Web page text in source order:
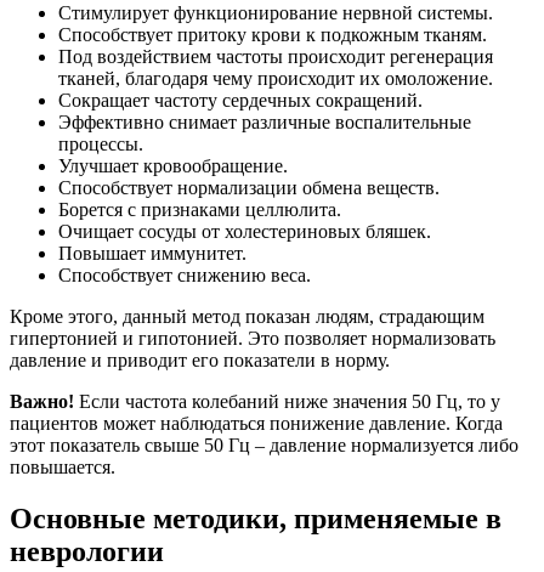
Стимулирует функционирование нервной системы.
Способствует притоку крови к подкожным тканям.
Под воздействием частоты происходит регенерация
тканей, благодаря чему происходит их омоложение.
Сокращает частоту сердечных сокращений.
Эффективно снимает различные воспалительные
процессы.
Улучшает кровообращение.
Способствует нормализации обмена веществ.
Борется с признаками целлюлита.
Очищает сосуды от холестериновых бляшек.
Повышает иммунитет.
Способствует снижению веса.
Кроме этого, данный метод показан людям, страдающим
гипертонией и гипотонией. Это позволяет нормализовать
давление и приводит его показатели в норму.
Важно! Если частота колебаний ниже значения 50 Гц, то у
пациентов может наблюдаться понижение давление. Когда
этот показатель свыше 50 Гц – давление нормализуется либо
повышается.
Основные методики, применяемые в
неврологии